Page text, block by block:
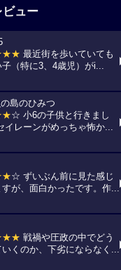
ュー
最近街を歩いていても
子（特に3、4歳児）がi...
島のひみつ
☆ 小6の子供と行きまし
イレーンがめっちゃ怖か...
☆ ずいぶん前に見た感じ
すが、面白かったです。作...
戦禍や圧政の中でどう
いくのか、下劣にならなく...